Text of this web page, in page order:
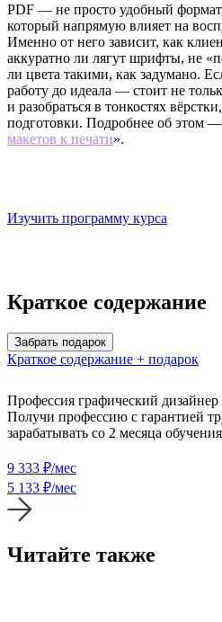
PDF — не просто удобный
который напрямую влияет на
Именно от него зависит, как
аккуратно ли лягут шрифты, не
ли цвета такими, как задумано.
работу до идеала — стоит не
и разобраться в тонкостях
подготовки. Подробнее об этом —
макетов к печати».
Изучить программу курса
Краткое содержание
Забрать подарок
Краткое содержание + подарок
Профессия графический дизайнер
Получи профессию с гарантией
зарабатывать со 2 месяца обучения
9 333 ₽/мес
5 133 ₽/мес
Читайте также